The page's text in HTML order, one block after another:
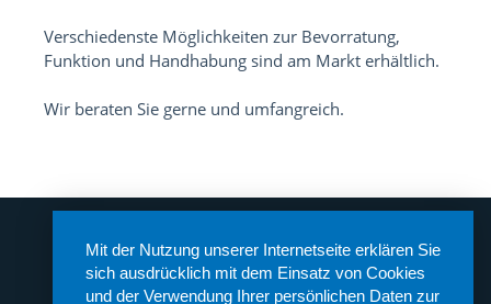
Mit der Nutzung unserer Internetseite erklären Sie
sich ausdrücklich mit dem Einsatz von Cookies
und der Verwendung Ihrer persönlichen Daten zur
Verschiedenste Möglichkeiten zur Bevorratung,
Funktion und Handhabung sind am Markt erhältlich.
Wir beraten Sie gerne und umfangreich.
PUHLE Sanitär- und Heizungstechnik GmbH
Ernststraße 20
32756 Detmold